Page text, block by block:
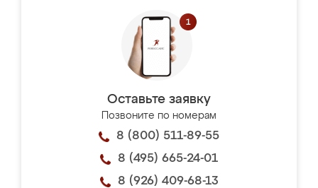
Оставьте заявку
Позвоните по номерам
8 (800) 511-89-55
8 (495) 665-24-01
8 (926) 409-68-13